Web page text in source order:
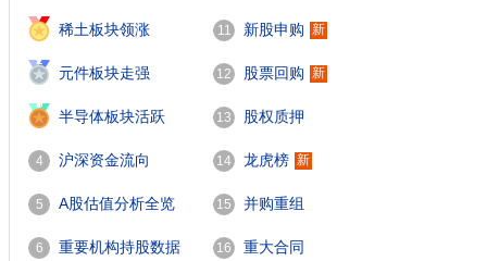
稀土板块领涨
2
元件板块走强
3
半导体板块活跃
4 沪深资金流向
5 A股估值分析全览
6 重要机构持股数据
11 新股申购 新
12 股票回购 新
13 股权质押
14 龙虎榜 新
15 并购重组
16 重大合同